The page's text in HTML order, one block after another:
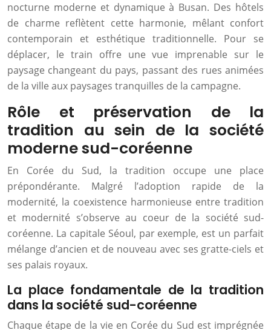
nocturne moderne et dynamique à Busan. Des hôtels
de charme reflètent cette harmonie, mêlant confort
contemporain et esthétique traditionnelle. Pour se
déplacer, le train offre une vue imprenable sur le
paysage changeant du pays, passant des rues animées
de la ville aux paysages tranquilles de la campagne.
Rôle et préservation de la
tradition au sein de la société
moderne sud-coréenne
En Corée du Sud, la tradition occupe une place
prépondérante. Malgré l’adoption rapide de la
modernité, la coexistence harmonieuse entre tradition
et modernité s’observe au coeur de la société sud-
coréenne. La capitale Séoul, par exemple, est un parfait
mélange d’ancien et de nouveau avec ses gratte-ciels et
ses palais royaux.
La place fondamentale de la tradition
dans la société sud-coréenne
Chaque étape de la vie en Corée du Sud est imprégnée